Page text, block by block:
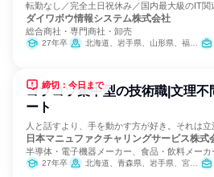
転勤なし／完全土日祝休み／国内最大級のIT関
ダイワボウ情報システム株式会社
総合商社・専門商社・卸売
27年卒 北海道、岩手県、山形県、福島県、群馬県、千葉県、東京都、福井県、岐阜県、静岡県、愛知県、広島県、山口県、高知県、熊本県、宮崎県、鹿児島県、沖縄県
締切：今日まで
コツコツ集中型の技術職|文理不
ート
人と話すより、手を動かす方が好き。それは立
日本マニュファクチャリングサービス株式
半導体・電子機器メーカー、食品・飲料メー
27年卒 北海道、青森県、岩手県、宮城県、秋田県、山形県、福島県、茨城県、栃木県、群馬県、埼玉県、千葉県、東京都、神奈川県、新潟県、富山県、石川県、福井県、山梨県、長野県、岐阜県、静岡県、愛知県、三重県、滋賀県、京都府、大阪府、兵庫県、奈良県、和歌山県、鳥取県、島根県、岡山県、広島県、山口県、徳島県、香川県、愛媛県、高知県、福岡県、佐賀県、長崎県、熊本県、大分県、宮崎県、鹿児島県、沖縄県